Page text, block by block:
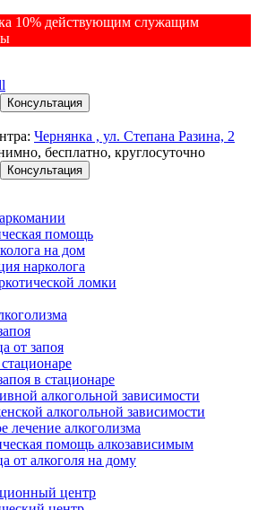
10% действующим служащим
Консультация
Чернянка , ул. Степана Разина, 2
бесплатно, круглосуточно
Консультация
помощь
на дом
нарколога
ломки
от запоя
в стационаре
алкогольной зависимости
алкогольной зависимости
лечение алкоголизма
помощь алкозависимым
от алкоголя на дому
центр